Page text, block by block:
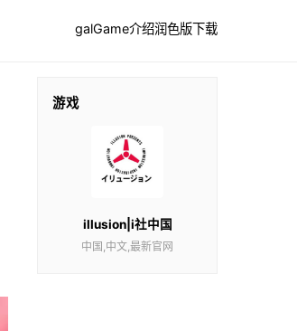
galGame介绍润色版下载
游戏
illusion|i社中国
中国,中文,最新官网